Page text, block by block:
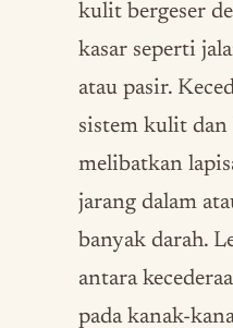
kulit bergeser
kasar seperti
atau pasir.
sistem kulit dan
melibatkan
jarang dalam
banyak darah.
antara
pada kanak-